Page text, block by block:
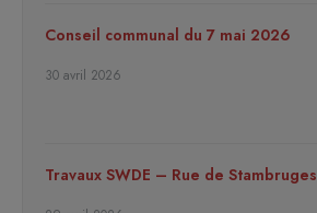
Conseil communal du 7 mai 2026
30 avril 2026
Travaux SWDE – Rue de Stambruges